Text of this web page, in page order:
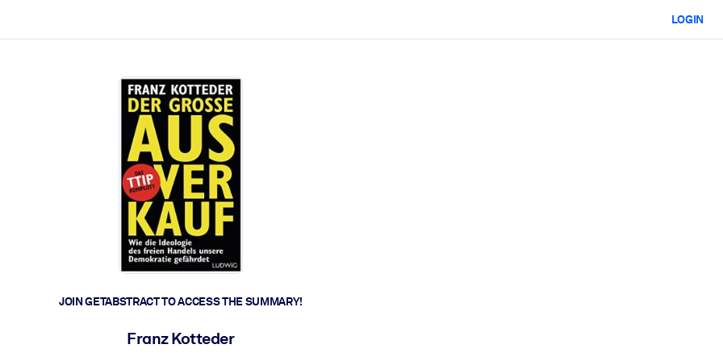
LOGIN
JOIN GETABSTRACT TO ACCESS THE SUMMARY!
Franz Kotteder